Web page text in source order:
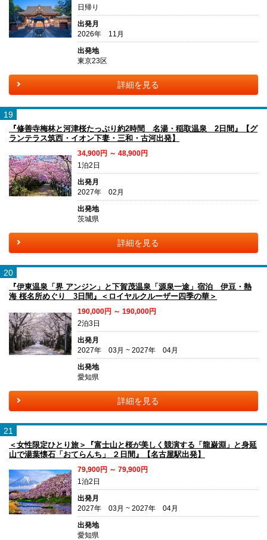
日帰り
出発月
2026年 11月
出発地
東京23区
詳細を見る
19
『修善寺梅林と河津桜たっぷり約2時間 名湯・稲取温泉 2日間』【グ
ランテラス筑西・イオン下妻・三和・古河出発】
34,900円 ～ 48,900円
1泊2日
出発月
2027年 02月
出発地
茨城県
詳細を見る
20
『伊東温泉「界 アンジン」と下賀茂温泉「源泉一途」宿泊 伊豆・熱
海 桜名所めぐり 3日間』＜ロイヤルクルーザー四季の華＞
190,000円 ～ 190,000円
2泊3日
出発月
2027年 03月 ~ 2027年 04月
出発地
愛知県
詳細を見る
21
＜女性限定ひとり旅＞『富士山と桜が美しく競演する「龍巌淵」と身延
山で湯葉懐石「おてらんち」 ２日間』【名古屋駅出発】
79,900円 ～ 79,900円
1泊2日
出発月
2027年 03月 ~ 2027年 04月
出発地
愛知県